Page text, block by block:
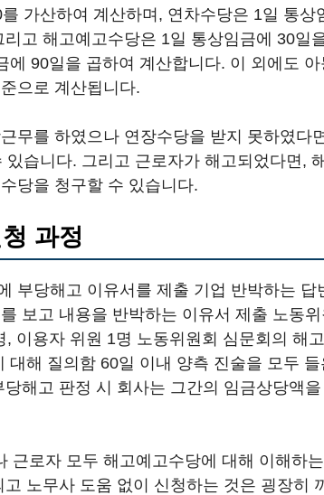
가산하여 계산하며, 연차수당은 1일 통상
고 해고예고수당은 1일 통상임금에 30일
에 90일을 곱하여 계산합니다. 이 외에도
으로 계산됩니다.
무를 하였으나 연장수당을 받지 못하였다
습니다. 그리고 근로자가 해고되었다면,
당을 청구할 수 있습니다.
과정
부당해고 이유서를 제출 기업 반박하는 답
보고 내용을 반박하는 이유서 제출 노동
, 이용자 위원 1명 노동위원회 심문회의 해
대해 질의함 60일 이내 양측 진술을 모두
해고 판정 시 회사는 그간의 임금상당액
근로자 모두 해고예고수당에 대해 이해하
노무사 도움 없이 신청하는 것은 굉장히